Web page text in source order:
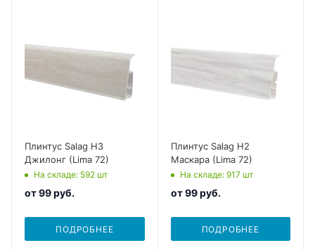
Плинтус Salag H3
Джилонг (Lima 72)
На складе: 592 шт
от99 руб.
ПОДРОБНЕЕ
Плинтус Salag H2
Маскара (Lima 72)
На складе: 917 шт
от99 руб.
ПОДРОБНЕЕ